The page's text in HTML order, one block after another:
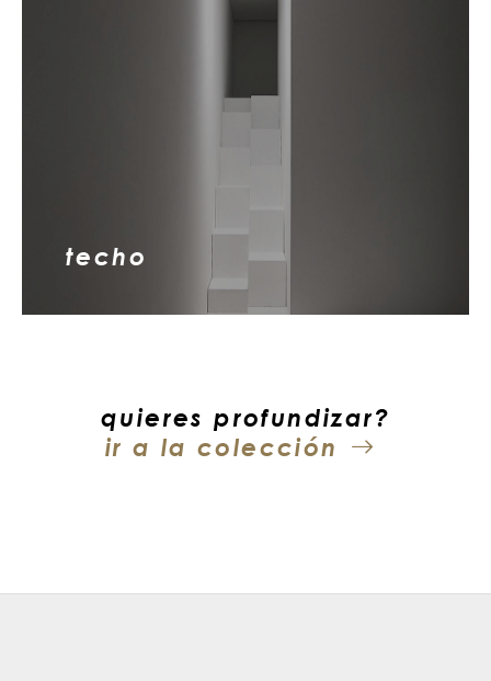
techo
quieres profundizar?
ir a la colección